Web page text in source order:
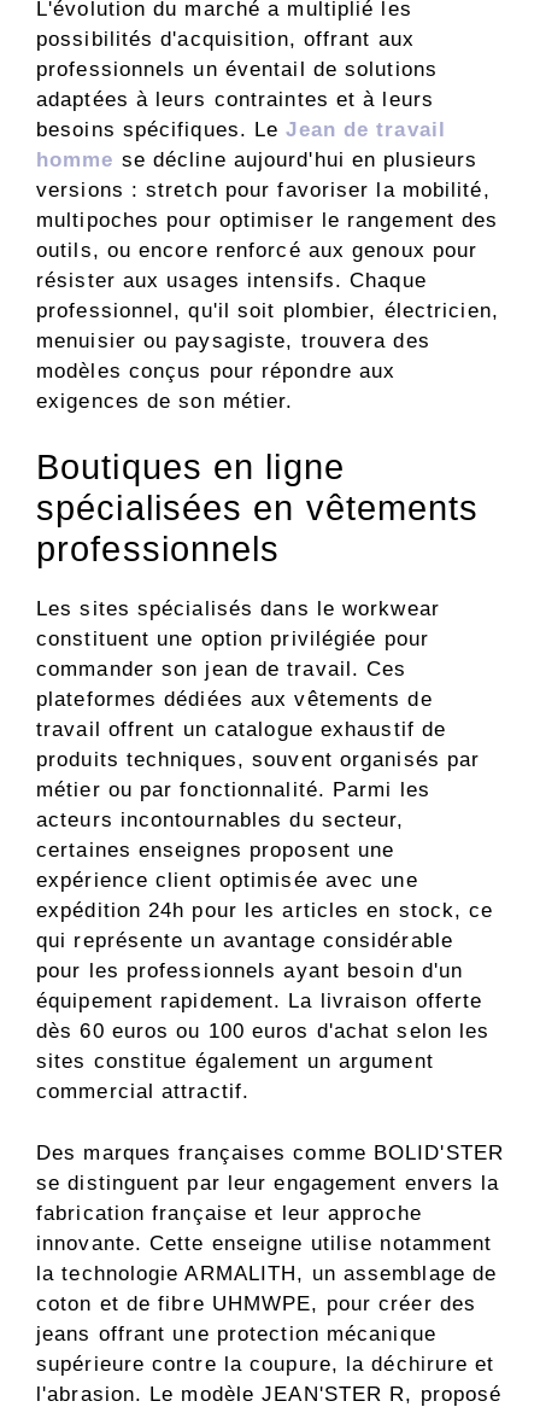
L'évolution du marché a multiplié les
possibilités d'acquisition, offrant aux
professionnels un éventail de solutions
adaptées à leurs contraintes et à leurs
besoins spécifiques. LeJean de travail
homme se décline aujourd'hui en plusieurs
versions : stretch pour favoriser la mobilité,
multipoches pour optimiser le rangement des
outils, ou encore renforcé aux genoux pour
résister aux usages intensifs. Chaque
professionnel, qu'il soit plombier, électricien,
menuisier ou paysagiste, trouvera des
modèles conçus pour répondre aux
exigences de son métier.
Boutiques en ligne
spécialisées en vêtements
professionnels
Les sites spécialisés dans le workwear
constituent une option privilégiée pour
commander son jean de travail. Ces
plateformes dédiées aux vêtements de
travail offrent un catalogue exhaustif de
produits techniques, souvent organisés par
métier ou par fonctionnalité. Parmi les
acteurs incontournables du secteur,
certaines enseignes proposent une
expérience client optimisée avec une
expédition 24h pour les articles en stock, ce
qui représente un avantage considérable
pour les professionnels ayant besoin d'un
équipement rapidement. La livraison offerte
dès 60 euros ou 100 euros d'achat selon les
sites constitue également un argument
commercial attractif.
Des marques françaises comme BOLID'STER
se distinguent par leur engagement envers la
fabrication française et leur approche
innovante. Cette enseigne utilise notamment
la technologie ARMALITH, un assemblage de
coton et de fibre UHMWPE, pour créer des
jeans offrant une protection mécanique
supérieure contre la coupure, la déchirure et
l'abrasion. Le modèle JEAN'STER R, proposé